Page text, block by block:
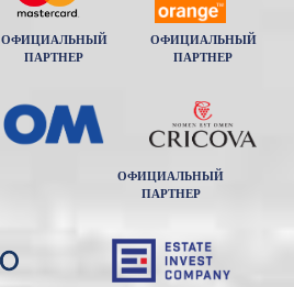
ОФИЦИАЛЬНЫЙ
ПАРТНЕР
ОФИЦИАЛЬНЫЙ
ПАРТНЕР
ОФИЦИАЛЬНЫЙ
ПАРТНЕР